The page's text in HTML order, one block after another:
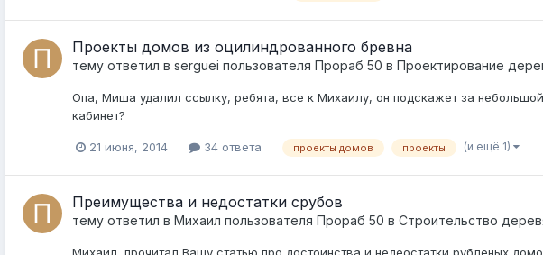
Проекты домов из оцилиндрованного бревна
тему ответил в serguei пользователя Прораб 50 в Проектирование
Опа, Миша удалил ссылку, ребята, все к Михаилу, он подскажет за
кабинет?
21 июня, 2014 34 ответа проекты домов проекты (и ещё 1)
Преимущества и недостатки срубов
тему ответил в Михаил пользователя Прораб 50 в Строительство
Михаил, прочитал Вашу статью про достоинства и недеостатки рубленых